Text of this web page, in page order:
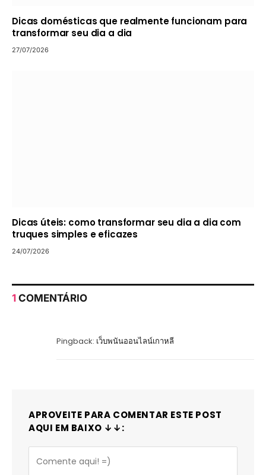
Dicas domésticas que realmente funcionam para
transformar seu dia a dia
27/07/2026
Dicas úteis: como transformar seu dia a dia com
truques simples e eficazes
24/07/2026
1 COMENTÁRIO
Pingback: เว็บพนันออนไลน์เกาหลี
APROVEITE PARA COMENTAR ESTE POST
AQUI EM BAIXO ↓↓: